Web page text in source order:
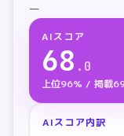
ー
AIスコア
68 . 0
上位96% / 掲載
AIスコア内訳